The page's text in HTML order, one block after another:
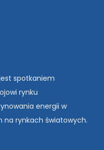
spotkaniem
rynku
energii w
na rynkach światowych.